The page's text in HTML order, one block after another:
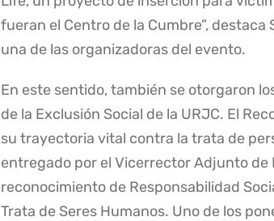
fueran el Centro de la Cumbre”, destaca
una de las organizadoras del evento.
En este sentido, también se otorgaron
de la Exclusión Social de la URJC. El
su trayectoria vital contra la trata de
entregado por el Vicerrector Adjunto de
reconocimiento de Responsabilidad
Trata de Seres Humanos. Uno de los